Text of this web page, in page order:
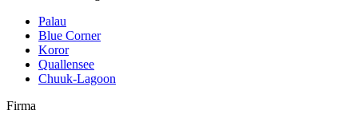
Palau
Blue Corner
Koror
Quallensee
Chuuk-Lagoon
Firma